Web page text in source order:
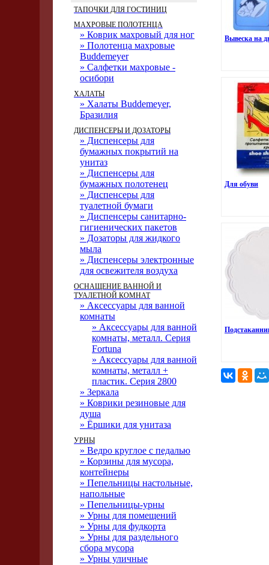
ТАПОЧКИ ДЛЯ ГОСТИНИЦ
МАХРОВЫЕ ПОЛОТЕНЦА
» Коврик махровый для ног
» Полотенца махровые
Buddemeyer
» Салфетки махровые -
осибори
ХАЛАТЫ
» Халаты Buddemeyer,
Бразилия
ДИСПЕНСЕРЫ И ДОЗАТОРЫ
» Диспенсеры для
бумажных покрытий на
унитаз
» Диспенсеры для
бумажных полотенец
» Диспенсеры для
туалетной бумаги
» Диспенсеры санитарно-
гигиенических пакетов
» Дозаторы для жидкого
мыла
» Диспенсеры электронные
для освежителя воздуха
ОСНАЩЕНИЕ ВАННОЙ И
ТУАЛЕТНОЙ КОМНАТ
» Аксессуары для ванной
комнаты
» Аксессуары для ванной
комнаты, металл. Серия
Fortuna
» Аксессуары для ванной
комнаты, металл +
пластик. Серия 2800
» Зеркала
» Коврики резиновые для
душа
» Ёршики для унитаза
УРНЫ
» Ведро круглое с педалью
» Корзины для мусора,
контейнеры
» Пепельницы настольные,
напольные
» Пепельницы-урны
» Урны для помещений
» Урны для фудкорта
» Урны для раздельного
сбора мусора
» Урны уличные
Вывеска на
Для обуви